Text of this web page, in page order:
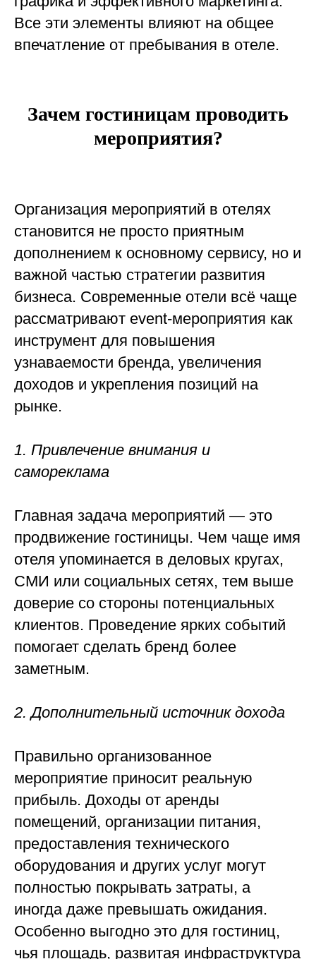
Все эти элементы влияют на общее
впечатление от пребывания в отеле.
Зачем гостиницам проводить
мероприятия?
Организация мероприятий в отелях
становится не просто приятным
дополнением к основному сервису, но и
важной частью стратегии развития
бизнеса. Современные отели всё чаще
рассматривают event-мероприятия как
инструмент для повышения
узнаваемости бренда, увеличения
доходов и укрепления позиций на
рынке.
1. Привлечение внимания и
самореклама
Главная задача мероприятий — это
продвижение гостиницы. Чем чаще имя
отеля упоминается в деловых кругах,
СМИ или социальных сетях, тем выше
доверие со стороны потенциальных
клиентов. Проведение ярких событий
помогает сделать бренд более
заметным.
2. Дополнительный источник дохода
Правильно организованное
мероприятие приносит реальную
прибыль. Доходы от аренды
помещений, организации питания,
предоставления технического
оборудования и других услуг могут
полностью покрывать затраты, а
иногда даже превышать ожидания.
Особенно выгодно это для гостиниц,
чья площадь, развитая инфраструктура